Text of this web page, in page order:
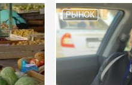
РЫНОК